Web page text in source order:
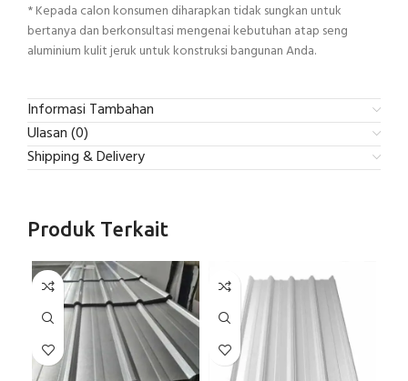
* Kepada calon konsumen diharapkan tidak sungkan untuk
bertanya dan berkonsultasi mengenai kebutuhan atap seng
aluminium kulit jeruk untuk konstruksi bangunan Anda.
Informasi Tambahan
Ulasan (0)
Shipping & Delivery
Produk Terkait